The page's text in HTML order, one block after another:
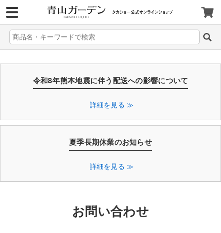
令和8年熊本地震に伴う配送への影響について
詳細を見る ≫
夏季長期休業のお知らせ
詳細を見る ≫
お問い合わせ